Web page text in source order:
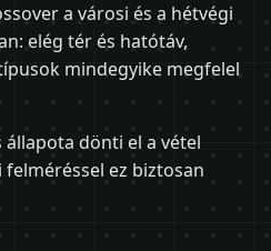
a városi és a hétvégi
elég tér és hatótáv,
mindegyike megfelel
állapota dönti el a vétel
ez biztosan